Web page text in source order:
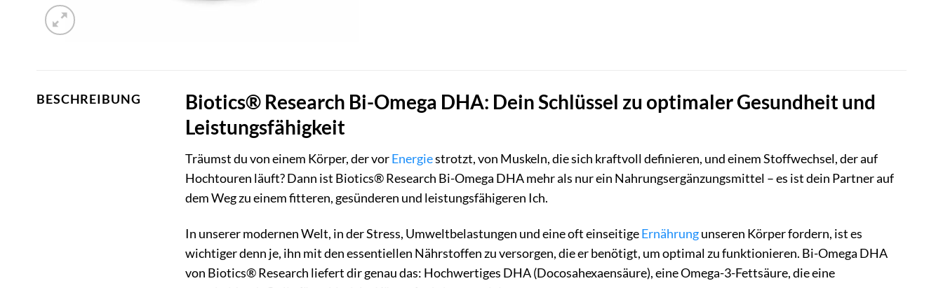
BESCHREIBUNG
Biotics® Research Bi-Omega DHA: Dein Schlüssel zu optimaler Gesundheit und
Leistungsfähigkeit
Träumst du von einem Körper, der vorEnergiestrotzt, von Muskeln, die sich kraftvoll definieren, und einem Stoffwechsel, der auf
Hochtouren läuft? Dann ist Biotics® Research Bi-Omega DHA mehr als nur ein Nahrungsergänzungsmittel – es ist dein Partner auf
dem Weg zu einem fitteren, gesünderen und leistungsfähigeren Ich.
In unserer modernen Welt, in der Stress, Umweltbelastungen und eine oft einseitigeErnährungunseren Körper fordern, ist es
wichtiger denn je, ihn mit den essentiellen Nährstoffen zu versorgen, die er benötigt, um optimal zu funktionieren. Bi-Omega DHA
von Biotics® Research liefert dir genau das: Hochwertiges DHA (Docosahexaensäure), eine Omega-3-Fettsäure, die eine